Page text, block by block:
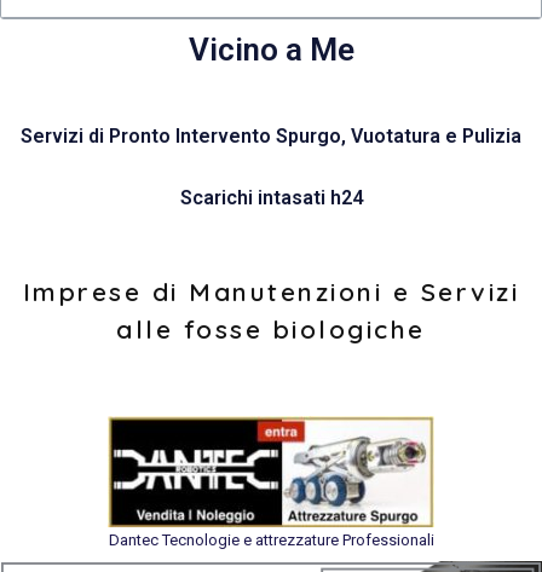
Vicino a Me
Servizi di Pronto Intervento Spurgo, Vuotatura e Pulizia
Scarichi intasati h24
Imprese di Manutenzioni e Servizi
alle fosse biologiche
Dantec Tecnologie e attrezzature Professionali